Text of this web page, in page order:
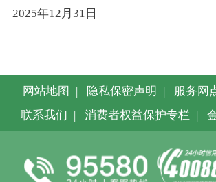
2025年12月31日
网站地图 隐私保密声明 服务网
联系我们
消费者权益保护专栏